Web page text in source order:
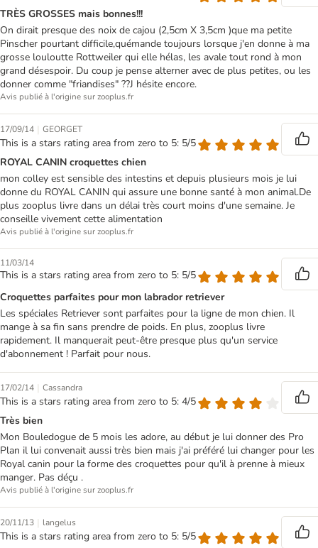
TRÈS GROSSES mais bonnes!!!
On dirait presque des noix de cajou (2,5cm X 3,5cm )que ma petite
Pinscher pourtant difficile,quémande toujours lorsque j'en donne à ma
grosse louloutte Rottweiler qui elle hélas, les avale tout rond à mon
grand désespoir. Du coup je pense alterner avec de plus petites, ou les
donner comme "friandises" ??J hésite encore.
Avis publié à l'origine sur zooplus.fr
17/09/14 | GEORGET
This is a stars rating area from zero to 5: 5/5
ROYAL CANIN croquettes chien
mon colley est sensible des intestins et depuis plusieurs mois je lui
donne du ROYAL CANIN qui assure une bonne santé à mon animal.De
plus zooplus livre dans un délai très court moins d'une semaine. Je
conseille vivement cette alimentation
Avis publié à l'origine sur zooplus.fr
11/03/14
This is a stars rating area from zero to 5: 5/5
Croquettes parfaites pour mon labrador retriever
Les spéciales Retriever sont parfaites pour la ligne de mon chien. Il
mange à sa fin sans prendre de poids. En plus, zooplus livre
rapidement. Il manquerait peut-être presque plus qu'un service
d'abonnement ! Parfait pour nous.
17/02/14 | Cassandra
This is a stars rating area from zero to 5: 4/5
Très bien
Mon Bouledogue de 5 mois les adore, au début je lui donner des Pro
Plan il lui convenait aussi très bien mais j'ai préféré lui changer pour les
Royal canin pour la forme des croquettes pour qu'il à prenne à mieux
manger. Pas déçu .
Avis publié à l'origine sur zooplus.fr
20/11/13 | langelus
This is a stars rating area from zero to 5: 5/5